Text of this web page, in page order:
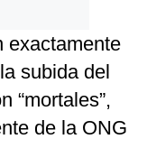
exactamente
subida del
“mortales”,
de la ONG